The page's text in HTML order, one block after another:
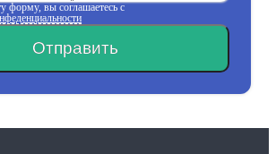
форму, вы соглашаетесь с
Отправить